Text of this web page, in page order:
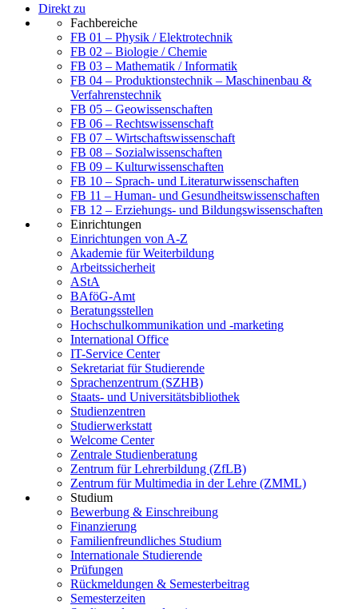
Direkt zu
Fachbereiche
FB 01 – Physik / Elektrotechnik
FB 02 – Biologie / Chemie
FB 03 – Mathematik / Informatik
FB 04 – Produktionstechnik – Maschinenbau &
Verfahrenstechnik
FB 05 – Geowissenschaften
FB 06 – Rechtswissenschaft
FB 07 – Wirtschaftswissenschaft
FB 08 – Sozialwissenschaften
FB 09 – Kulturwissenschaften
FB 10 – Sprach- und Literaturwissenschaften
FB 11 – Human- und Gesundheitswissenschaften
FB 12 – Erziehungs- und Bildungswissenschaften
Einrichtungen
Einrichtungen von A-Z
Akademie für Weiterbildung
Arbeitssicherheit
AStA
BAföG-Amt
Beratungsstellen
Hochschulkommunikation und -marketing
International Office
IT-Service Center
Sekretariat für Studierende
Sprachenzentrum (SZHB)
Staats- und Universitätsbibliothek
Studienzentren
Studierwerkstatt
Welcome Center
Zentrale Studienberatung
Zentrum für Lehrerbildung (ZfLB)
Zentrum für Multimedia in der Lehre (ZMML)
Studium
Bewerbung & Einschreibung
Finanzierung
Familienfreundliches Studium
Internationale Studierende
Prüfungen
Rückmeldungen & Semesterbeitrag
Semesterzeiten